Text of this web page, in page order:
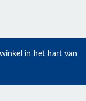
in het hart van